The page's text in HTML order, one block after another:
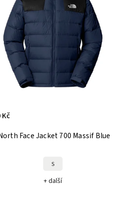
Face Jacket 700 Massif Blue
Kč
S
+ další